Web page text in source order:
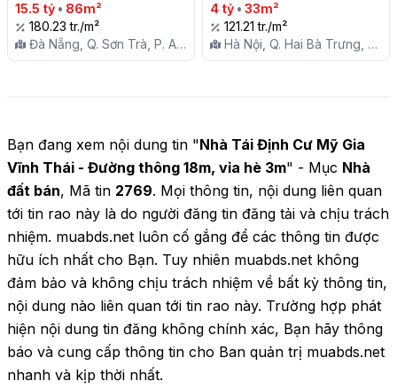
Sơn Trà
15.5 tỷ • 86m²
180.23 tr./m²
Đà Nẵng, Q. Sơn Trà, P. An
Hải Bắc
HAI BÀ TRƯNG – BÁN ĐẤT
TẶNG NHÀ – SỔ ĐỎ CHÍNH
CHỦ
4 tỷ • 33m²
121.21 tr./m²
Hà Nội, Q. Hai Bà Trưng, P.
Minh Khai
Bạn đang xem nội dung tin "Nhà Tái Định Cư Mỹ Gia
Vĩnh Thái - Đường thông 18m, vỉa hè 3m" - Mục Nhà
đất bán, Mã tin 2769. Mọi thông tin, nội dung liên quan
tới tin rao này là do người đăng tin đăng tải và chịu trách
nhiệm. muabds.net luôn cố gắng để các thông tin được
hữu ích nhất cho Bạn. Tuy nhiên muabds.net không
đảm bảo và không chịu trách nhiệm về bất kỳ thông tin,
nội dung nào liên quan tới tin rao này. Trường hợp phát
hiện nội dung tin đăng không chính xác, Bạn hãy thông
báo và cung cấp thông tin cho Ban quản trị muabds.net
nhanh và kịp thời nhất.